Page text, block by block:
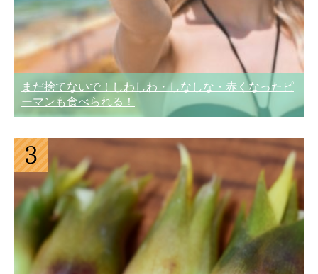
まだ捨てないで！しわしわ・しなしな・赤くなったピ
ーマンも食べられる！